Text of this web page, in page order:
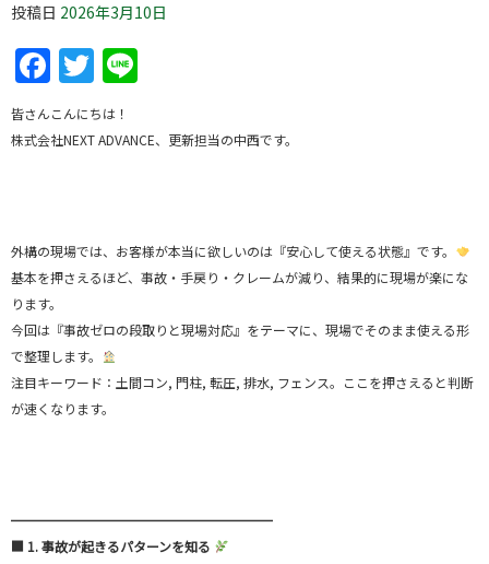
投稿日 2026年3月10日
Facebook
Twitter
皆さんこんにちは！
株式会社NEXT ADVANCE、更新担当の中西です。
外構の現場では、お客様が本当に欲しいのは『安心して使える状態』です。
基本を押さえるほど、事故・手戻り・クレームが減り、結果的に現場が楽にな
ります。
今回は『事故ゼロの段取りと現場対応』をテーマに、現場でそのまま使える形
で整理します。
注目キーワード：土間コン, 門柱, 転圧, 排水, フェンス。ここを押さえると判断
が速くなります。
━━━━━━━━━━━━━━━━━━━━
■ 1. 事故が起きるパターンを知る